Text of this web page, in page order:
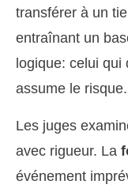
transférer à un
entraînant un
logique: celui qui
assume le risque.
Les juges
avec rigueur. La
événement